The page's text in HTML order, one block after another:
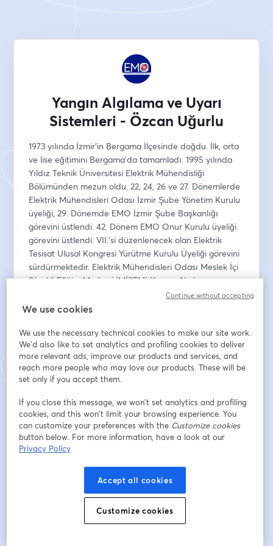
Yangın Algılama ve Uyarı
Sistemleri - Özcan Uğurlu
1973 yılında İzmir’in Bergama İlçesinde doğdu. İlk, orta
ve lise eğitimini Bergama’da tamamladı. 1995 yılında
Yıldız Teknik Üniversitesi Elektrik Mühendisliği
Bölümünden mezun oldu. 22, 24, 26 ve 27. Dönemlerde
Elektrik Mühendisleri Odası İzmir Şube Yönetim Kurulu
üyeliği, 29. Dönemde EMO İzmir Şube Başkanlığı
görevini üstlendi. 42. Dönem EMO Onur Kurulu üyeliği
görevini üstlendi. VII.’si düzenlenecek olan Elektrik
Tesisat Ulusal Kongresi Yürütme Kurulu Üyeliği görevini
sürdürmektedir. Elektrik Mühendisleri Odası Meslek İçi
Sürekli Eğitim Merkezi (MİSEM) Yangın Algılama ve
Alarm Sistemleri Eğitmeni olarak görev almaktadır.
Sektörel kongrelerde ve sempozyumlarda bildiriler
olarak da görev aldı. Mezun olduğu yıldan günümüze
elektronik güvenlik sistemleri sektöründe çalıştı. 2007
Yılından beri Mavili Elektronik Tic. Ve San. A.Ş.
firmasında Ege Bölge Müdürlüğü görevini
sürdürmektedir.
Email address *
We use cookies
We use the necessary technical cookies to make our site work.
We'd also like to set analytics and profiling cookies to deliver
more relevant ads, improve our products and services, and
reach more people who may love our products. These will be
set only if you accept them.
If you close this message, we won’t set analytics and profiling
cookies, and this won’t limit your browsing experience. You
can customize your preferences with the Customize cookies
button below. For more information, have a look at our
Privacy Policy
Accept all cookies
Customize cookies
Continue without accepting